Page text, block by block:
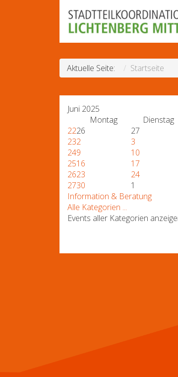
Aktuelle Seite: Startseite
Juni 2025
Montag
Dienstag
2226 27
232 3
249 10
2516 17
2623 24
2730 1
Information & Beratung
Alle Kategorien ...
Events aller Kategorien